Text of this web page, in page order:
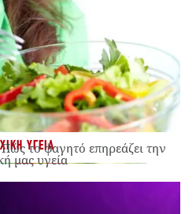
ΥΓΕΙΑ
το φαγητό επηρεάζει την
μας υγεία